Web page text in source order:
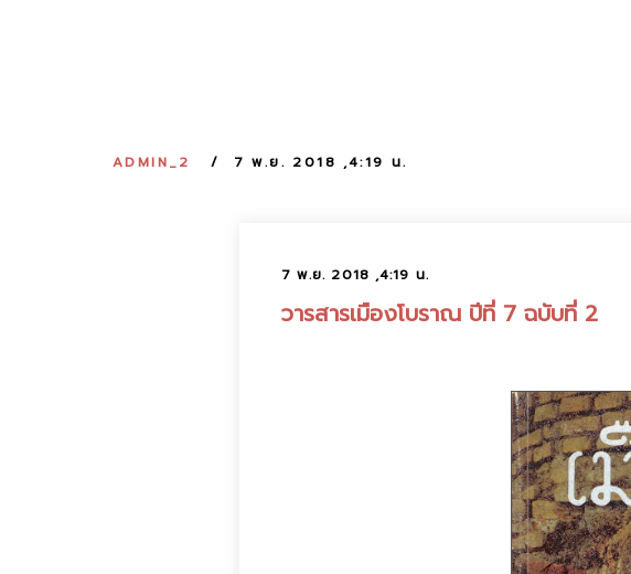
ADMIN_2 7 พ.ย. 2018 ,4:19 น.
7 พ.ย. 2018 ,4:19 น.
วารสารเมืองโบราณ ปีที่ 7 ฉบับที่ 2